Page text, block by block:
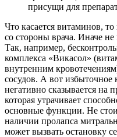
присущи для
Что касается витаминов,
со стороны врача. Иначе
Так, например,
комплекса «Викасол»
внутренним
сосудов. А вот избыточное
негативно сказывается на
которая утрачивает
основные функции. Не
наличии пролапса
может вызвать остановку